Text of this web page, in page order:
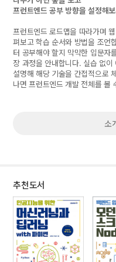
프런트엔드 공부 방향을 설정해
프런트엔드 로드맵을 따라가며
펴보고 학습 순서와 방법을 조언
터 공부해야 할지 막막한 입문자
장 과정을 안내합니다. 실습 없
설명해 해당 기술을 간접적으로
나면 프런트엔드 개발 전체를 볼
소
추천도서